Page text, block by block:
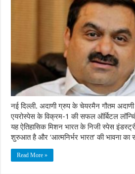
नई दिल्ली. अदाणी ग्रुप के चेयरमैन गौतम
एयरोस्पेस के विक्रम-1 की सफल ऑर्बिटल
यह ऐतिहासिक मिशन भारत के निजी स्पेस
शुरुआत है और ‘आत्मनिर्भर भारत’ की भावना
Read More »